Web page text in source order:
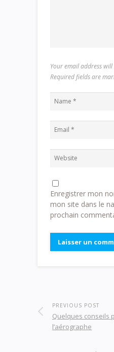
Your email address
Required fields are
Enregistrer mon
mon site dans le
prochain
PREVIOUS POST
Quelques conseils
l’aérographe